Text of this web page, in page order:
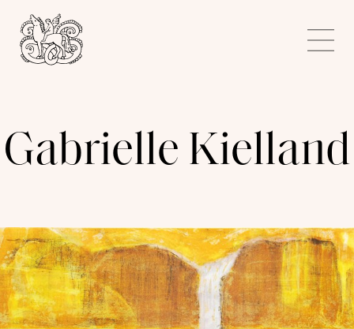
Kunstnerforbundet
Gabrielle Kielland